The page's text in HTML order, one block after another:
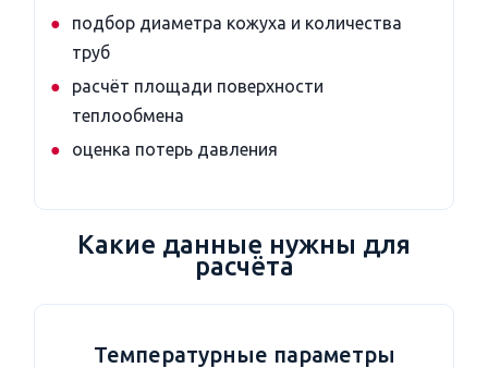
подбор диаметра кожуха и количества
труб
расчёт площади поверхности
теплообмена
оценка потерь давления
Какие данные нужны для
расчёта
Температурные параметры